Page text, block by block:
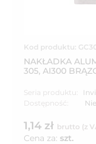
Kod produktu:
NAKŁADKA
305, AI300
Seria produktu:
Dostępność:
1,14 zł brutto (z
Cena za: szt.